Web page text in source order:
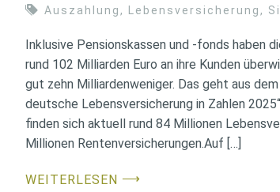
Auszahlung , Lebensversicherung ,
Inklusive Pensionskassen und -fonds haben
rund 102 Milliarden Euro an ihre Kunden
gut zehn Milliardenweniger. Das geht aus
deutsche Lebensversicherung in Zahlen
finden sich aktuell rund 84 Millionen
Millionen Rentenversicherungen.Auf […]
WEITERLESEN ⟶